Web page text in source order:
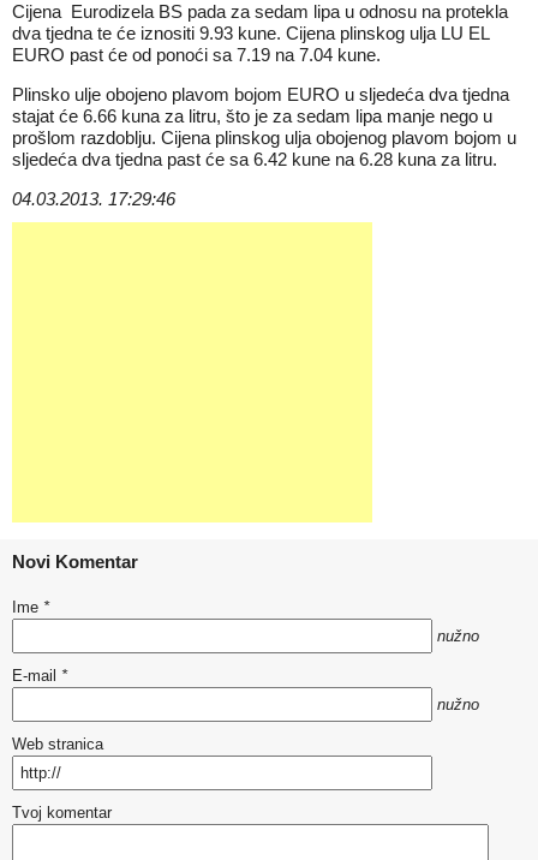
Cijena Eurodizela BS pada za sedam lipa u odnosu na protekla
dva tjedna te će iznositi 9.93 kune. Cijena plinskog ulja LU EL
EURO past će od ponoći sa 7.19 na 7.04 kune.
Plinsko ulje obojeno plavom bojom EURO u sljedeća dva tjedna
stajat će 6.66 kuna za litru, što je za sedam lipa manje nego u
prošlom razdoblju. Cijena plinskog ulja obojenog plavom bojom u
sljedeća dva tjedna past će sa 6.42 kune na 6.28 kuna za litru.
04.03.2013. 17:29:46
Novi Komentar
Ime *
nužno
E-mail *
nužno
Web stranica
Tvoj komentar